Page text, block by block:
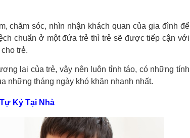
chăm sóc, nhìn nhận khách quan của gia đình để
chuẩn ở một đứa trẻ thì trẻ sẽ được tiếp cận với
trẻ.
lai của trẻ, vậy nên luôn tỉnh táo, có những tính
những tháng ngày khó khăn nhanh nhất.
Kỷ Tại Nhà